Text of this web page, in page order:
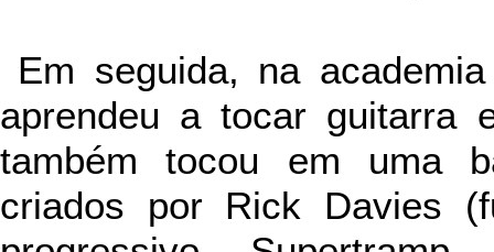
Em seguida, na
aprendeu a tocar guitarra
também tocou em uma
criados por Rick Davies